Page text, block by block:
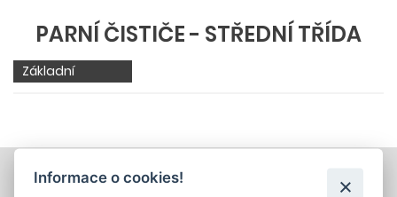
PARNÍ ČISTIČE - STŘEDNÍ TŘÍDA
Základní
Informace o cookies!